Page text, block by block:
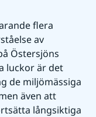
flera
av
Östersjöns
luckor är det
de miljömässiga
även att
långsiktiga